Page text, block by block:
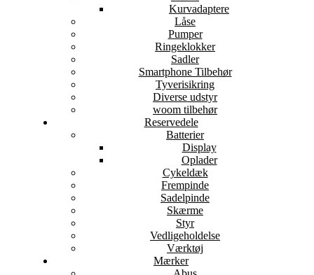
Kurvadaptere
Låse
Pumper
Ringeklokker
Sadler
Smartphone Tilbehør
Tyverisikring
Diverse udstyr
woom tilbehør
Reservedele
Batterier
Display
Oplader
Cykeldæk
Frempinde
Sadelpinde
Skærme
Styr
Vedligeholdelse
Værktøj
Mærker